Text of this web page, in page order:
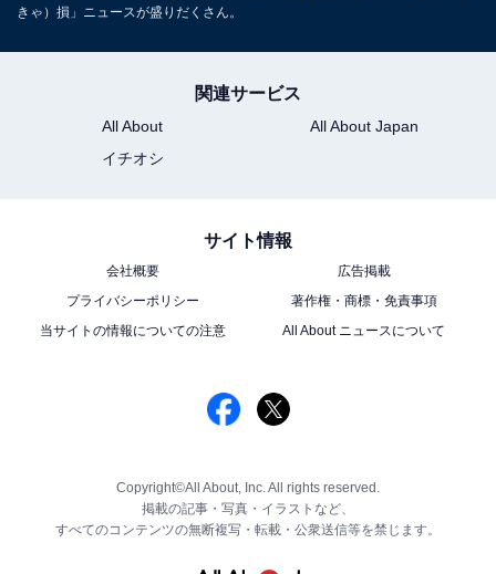
きゃ）損」ニュースが盛りだくさん。
関連サービス
All About
All About Japan
イチオシ
サイト情報
会社概要
広告掲載
プライバシーポリシー
著作権・商標・免責事項
当サイトの情報についての注意
All About ニュースについて
Copyright©All About, Inc. All rights reserved.
掲載の記事・写真・イラストなど、
すべてのコンテンツの無断複写・転載・公衆送信等を禁じます。